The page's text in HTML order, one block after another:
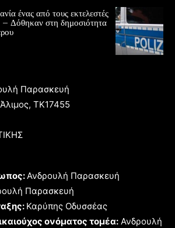
ένας από τους εκτελεστές
Δόθηκαν στη δημοσιότητα
Παρασκευή
TK17455
Ανδρουλή Παρασκευή
Παρασκευή
Καρύπης Οδυσσέας
ονόματος τομέα: Ανδρουλή